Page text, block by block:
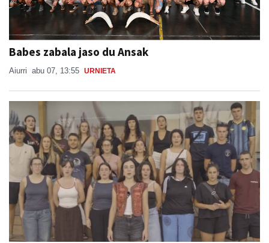
Babes zabala jaso du Ansak
Aiurri abu 07, 13:55 URNIETA